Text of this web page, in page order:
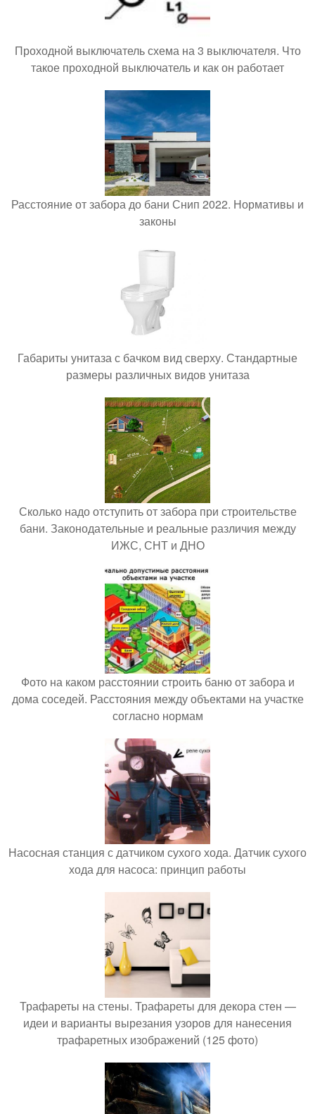
Проходной выключатель схема на 3 выключателя. Что
такое проходной выключатель и как он работает
Расстояние от забора до бани Снип 2022. Нормативы и
законы
Габариты унитаза с бачком вид сверху. Стандартные
размеры различных видов унитаза
Сколько надо отступить от забора при строительстве
бани. Законодательные и реальные различия между
ИЖС, СНТ и ДНО
Фото на каком расстоянии строить баню от забора и
дома соседей. Расстояния между объектами на участке
согласно нормам
Насосная станция с датчиком сухого хода. Датчик сухого
хода для насоса: принцип работы
Трафареты на стены. Трафареты для декора стен —
идеи и варианты вырезания узоров для нанесения
трафаретных изображений (125 фото)